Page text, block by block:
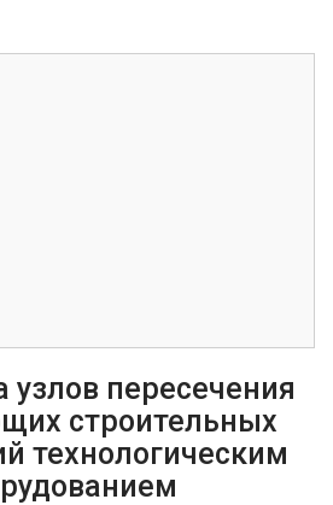
узлов пересечения
строительных
технологическим